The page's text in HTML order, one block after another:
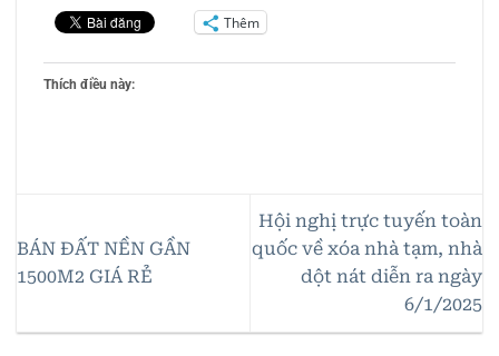
Thêm
Thích điều này:
BÁN ĐẤT NỀN GẦN
1500M2 GIÁ RẺ
Hội nghị trực tuyến toàn
quốc về xóa nhà tạm, nhà
dột nát diễn ra ngày
6/1/2025